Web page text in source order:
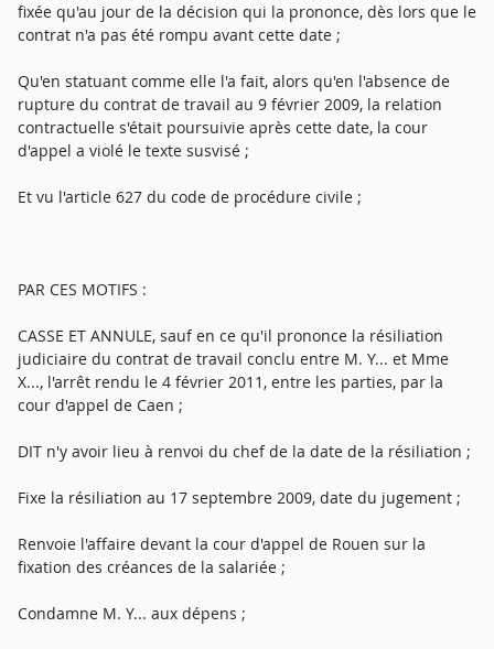
fixée qu'au jour de la décision qui la prononce, dès lors que le
contrat n'a pas été rompu avant cette date ;
Qu'en statuant comme elle l'a fait, alors qu'en l'absence de
rupture du contrat de travail au 9 février 2009, la relation
contractuelle s'était poursuivie après cette date, la cour
d'appel a violé le texte susvisé ;
Et vu l'article 627 du code de procédure civile ;
PAR CES MOTIFS :
CASSE ET ANNULE, sauf en ce qu'il prononce la résiliation
judiciaire du contrat de travail conclu entre M. Y... et Mme
X..., l'arrêt rendu le 4 février 2011, entre les parties, par la
cour d'appel de Caen ;
DIT n'y avoir lieu à renvoi du chef de la date de la résiliation ;
Fixe la résiliation au 17 septembre 2009, date du jugement ;
Renvoie l'affaire devant la cour d'appel de Rouen sur la
fixation des créances de la salariée ;
Condamne M. Y... aux dépens ;